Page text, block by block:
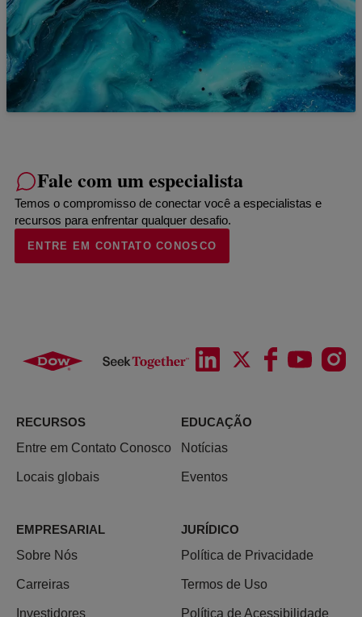
Fale com um especialista
Temos o compromisso de conectar você a especialistas e
recursos para enfrentar qualquer desafio.
ENTRE EM CONTATO CONOSCO
RECURSOS
Entre em Contato Conosco
Locais globais
EDUCAÇÃO
Notícias
Eventos
EMPRESARIAL
Sobre Nós
Carreiras
Investidores
JURÍDICO
Política de Privacidade
Termos de Uso
Política de Acessibilidade